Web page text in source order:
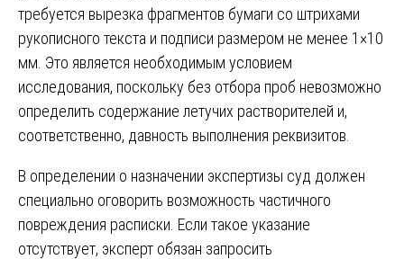
требуется вырезка фрагментов бумаги со штрихами
рукописного текста и подписи размером не менее 1×10
мм. Это является необходимым условием
исследования, поскольку без отбора проб невозможно
определить содержание летучих растворителей и,
соответственно, давность выполнения реквизитов.
В определении о назначении экспертизы суд должен
специально оговорить возможность частичного
повреждения расписки. Если такое указание
отсутствует, эксперт обязан запросить